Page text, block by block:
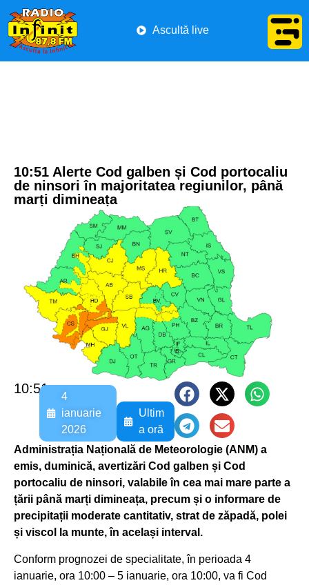
Ascultă live
10:51 Alerte Cod galben și Cod portocaliu
de ninsori în majoritatea regiunilor, până
marți dimineața
10:51
4
ianuarie
2026
Ultim
a oră
Administrația Națională de Meteorologie (ANM) a
emis, duminică, avertizări Cod galben și Cod
portocaliu de ninsori, valabile în cea mai mare parte a
țării până marți dimineața, precum și o informare de
precipitații moderate cantitativ, strat de zăpadă, polei
și viscol la munte, în același interval.
Conform prognozei de specialitate, în perioada 4
ianuarie, ora 10:00 – 5 ianuarie, ora 10:00, va fi Cod